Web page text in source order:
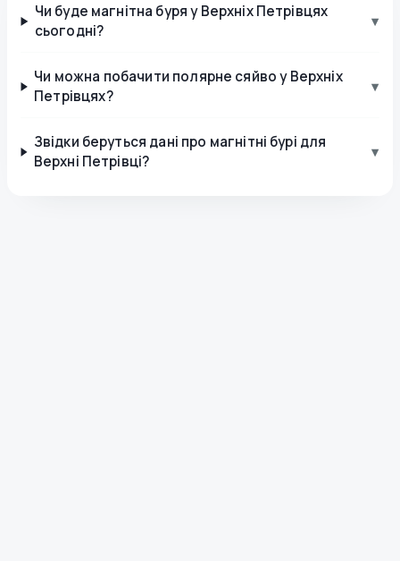
Чи буде магнітна буря у Верхніх Петрівцях
сьогодні?
▾
Чи можна побачити полярне сяйво у Верхніх
Петрівцях?
▾
Звідки беруться дані про магнітні бурі для
Верхні Петрівці?
▾